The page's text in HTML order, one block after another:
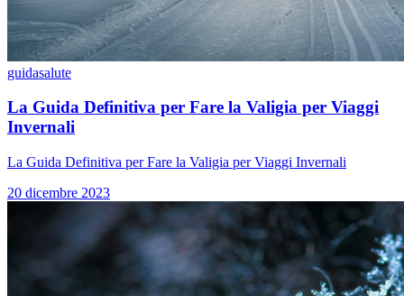
guidasalute
La Guida Definitiva per Fare la Valigia per Viaggi
Invernali
La Guida Definitiva per Fare la Valigia per Viaggi Invernali
20 dicembre 2023